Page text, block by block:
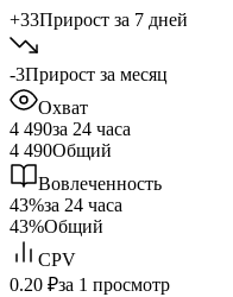
+33Прирост за 7 дней
-3Прирост за месяц
Охват
4 490за 24 часа
4 490Общий
Вовлеченность
43%за 24 часа
43%Общий
CPV
0.20 ₽за 1 просмотр